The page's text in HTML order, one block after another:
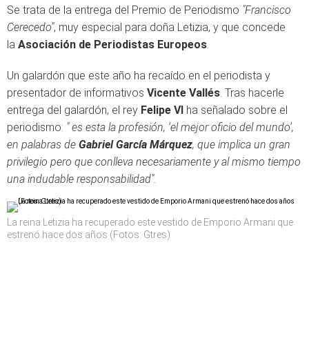
Se trata de la entrega del Premio de Periodismo "Francisco
Cerecedo", muy especial para doña Letizia, y que concede
la Asociación de Periodistas Europeos.
Un galardón que este año ha recaído en el periodista y
presentador de informativos Vicente Vallés. Tras hacerle
entrega del galardón, el rey Felipe VI ha señalado sobre el
periodismo: " es esta la profesión, 'el mejor oficio del mundo',
en palabras de Gabriel García Márquez, que implica un gran
privilegio pero que conlleva necesariamente y al mismo tiempo
una indudable responsabilidad".
La reina Letizia ha recuperado este vestido de Emporio Armani que
estrenó hace dos años (Fotos: Gtres)